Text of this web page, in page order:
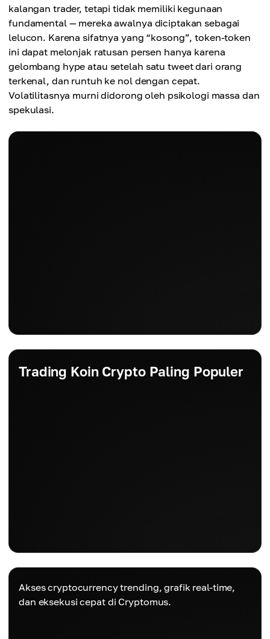
kalangan trader, tetapi tidak memiliki kegunaan
fundamental — mereka awalnya diciptakan sebagai
lelucon. Karena sifatnya yang “kosong”, token-token
ini dapat melonjak ratusan persen hanya karena
gelombang hype atau setelah satu tweet dari orang
terkenal, dan runtuh ke nol dengan cepat.
Volatilitasnya murni didorong oleh psikologi massa dan
spekulasi.
Trading Koin Crypto Paling Populer
Akses cryptocurrency trending, grafik real-time,
dan eksekusi cepat di Cryptomus.